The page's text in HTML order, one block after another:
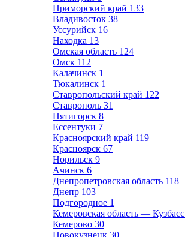
Приморский край 133
Владивосток 38
Уссурийск 16
Находка 13
Омская область 124
Омск 112
Калачинск 1
Тюкалинск 1
Ставропольский край 122
Ставрополь 31
Пятигорск 8
Ессентуки 7
Красноярский край 119
Красноярск 67
Норильск 9
Ачинск 6
Днепропетровская область 118
Днепр 103
Подгородное 1
Кемеровская область — Кузбасс
Кемерово 30
Новокузнецк 30